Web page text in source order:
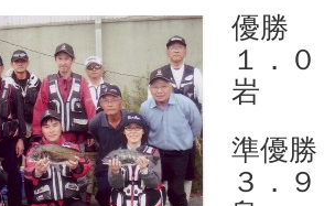
優勝
１．
岩
準優
３．